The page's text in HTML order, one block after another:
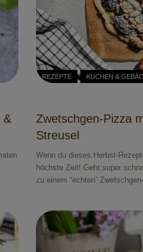
&
REZEPTE KUCHEN &
Zwetschgen-Pizza
Streusel
Wenn du dieses Herbst-
höchste Zeit! Geht super
zu einem “echten”